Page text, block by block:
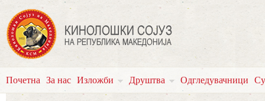
Почетна За нас Изложби Друштва Одгледувачници